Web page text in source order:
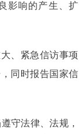
影响的产生、扩
、紧急信访事项
同时报告国家信
守法律、法规，